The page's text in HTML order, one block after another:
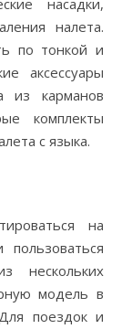
насадки,
налета.
по тонкой и
аксессуары
из карманов
комплекты
с языка.
на
нескольких
модель в
поездок и